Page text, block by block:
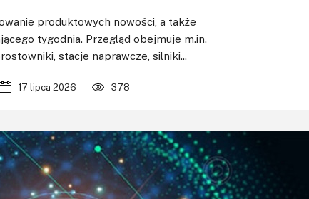
produktowych nowości, a także
tygodnia. Przegląd obejmuje m.in.
stacje naprawcze, silniki...
17 lipca 2026 378